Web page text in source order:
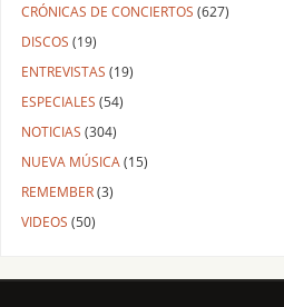
CRÓNICAS DE CONCIERTOS (627)
DISCOS (19)
ENTREVISTAS (19)
ESPECIALES (54)
NOTICIAS (304)
NUEVA MÚSICA (15)
REMEMBER(3)
VIDEOS (50)